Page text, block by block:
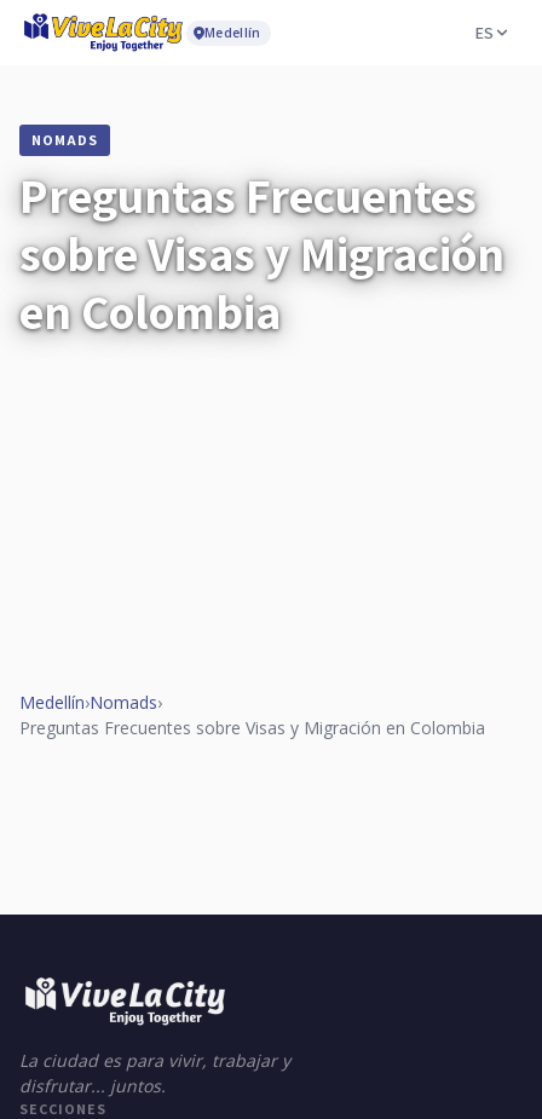
Medellín ES
NOMADS
Preguntas Frecuentes
sobre Visas y Migración
en Colombia
Medellín›Nomads›
Preguntas Frecuentes sobre Visas y Migración en Colombia
La ciudad es para vivir, trabajar y
disfrutar... juntos.
SECCIONES